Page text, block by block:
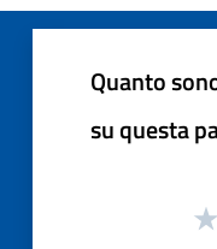
Quanto
su questa